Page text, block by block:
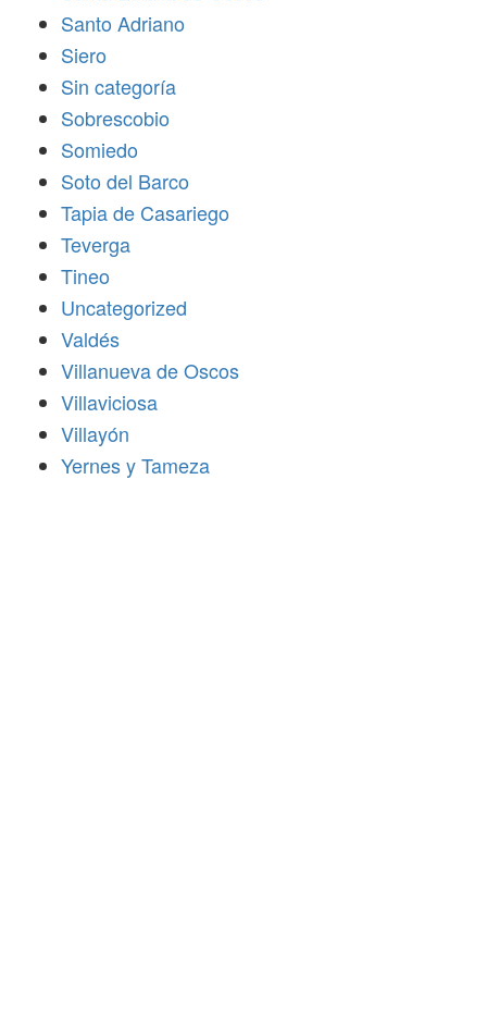
Santo Adriano
Siero
Sin categoría
Sobrescobio
Somiedo
Soto del Barco
Tapia de Casariego
Teverga
Tineo
Uncategorized
Valdés
Villanueva de Oscos
Villaviciosa
Villayón
Yernes y Tameza